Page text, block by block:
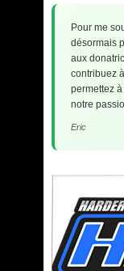
Pour me
désormais
aux
contribuez
permettez
notre
Eric